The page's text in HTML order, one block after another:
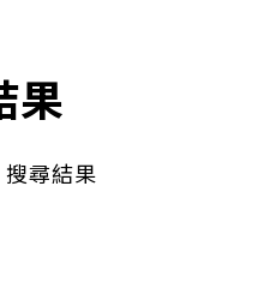
果
搜尋結果